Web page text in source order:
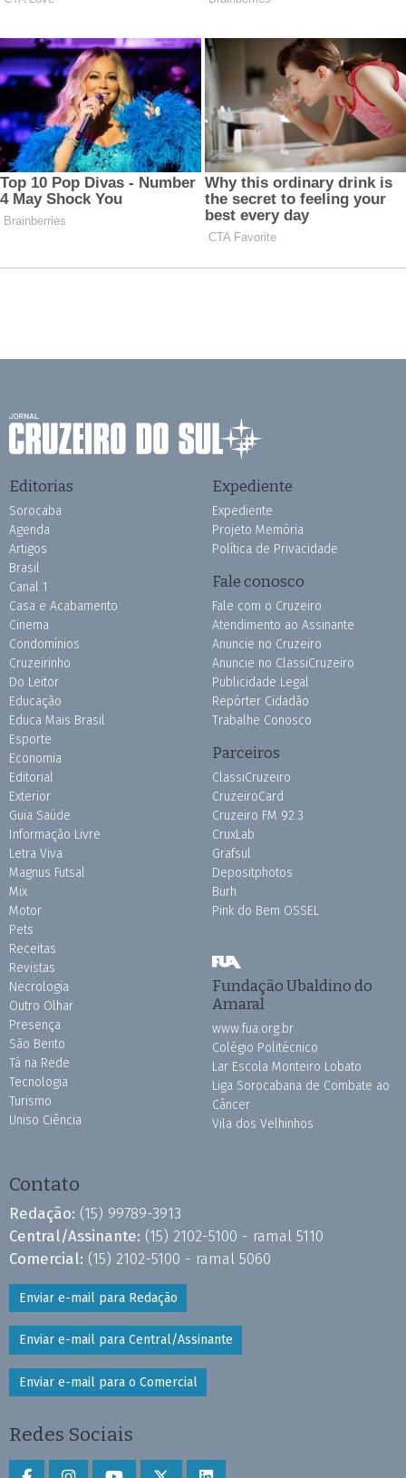
Editorias
Sorocaba
Agenda
Artigos
Brasil
Canal 1
Casa e Acabamento
Cinema
Condomínios
Cruzeirinho
Do Leitor
Educação
Educa Mais Brasil
Esporte
Economia
Editorial
Exterior
Guia Saúde
Informação Livre
Letra Viva
Magnus Futsal
Mix
Motor
Pets
Receitas
Revistas
Necrologia
Outro Olhar
Presença
São Bento
Tá na Rede
Tecnologia
Turismo
Uniso Ciência
Expediente
Expediente
Projeto Memória
Política de Privacidade
Fale conosco
Fale com o Cruzeiro
Atendimento ao Assinante
Anuncie no Cruzeiro
Anuncie no ClassiCruzeiro
Publicidade Legal
Repórter Cidadão
Trabalhe Conosco
Parceiros
ClassiCruzeiro
CruzeiroCard
Cruzeiro FM 92.3
CruxLab
Grafsul
Depositphotos
Burh
Pink do Bem OSSEL
Fundação Ubaldino do
Amaral
www.fua.org.br
Colégio Politécnico
Lar Escola Monteiro Lobato
Liga Sorocabana de Combate ao
Câncer
Vila dos Velhinhos
Contato
Redação: (15) 99789-3913
Central/Assinante: (15) 2102-5100 - ramal 5110
Comercial: (15) 2102-5100 - ramal 5060
Enviar e-mail para Redação
Enviar e-mail para Central/Assinante
Enviar e-mail para o Comercial
Redes Sociais